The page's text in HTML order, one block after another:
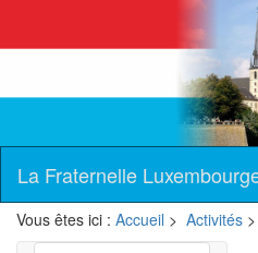
La Fraternelle
Vous êtes ici : Accueil > Activités >